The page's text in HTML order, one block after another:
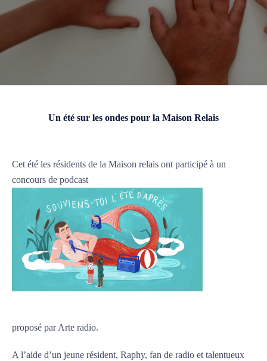
Un été sur les ondes pour la Maison Relais
Cet été les résidents de la Maison relais ont participé à un
concours de podcast
proposé par Arte radio.
A l’aide d’un jeune résident, Raphy, fan de radio et talentueux